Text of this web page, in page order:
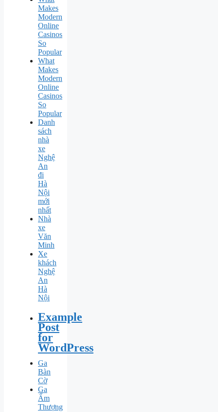
Makes
Modern
Online
Casinos
So
Popular
What
Makes
Modern
Online
Casinos
So
Popular
Danh
sách
nhà
xe
Nghệ
An
đi
Hà
Nội
mới
nhất
Nhà
xe
Văn
Minh
Xe
khách
Nghệ
An
Hà
Nội
Example
Post
for
WordPress
Ga
Bàn
Cờ
Ga
Ấm
Thượng